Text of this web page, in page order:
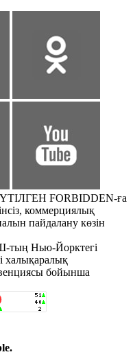
FORBIDDEN-ға
коммерциялық
пайдалану көзін
тың Нью-Йорктегі
халықаралық
бойынша